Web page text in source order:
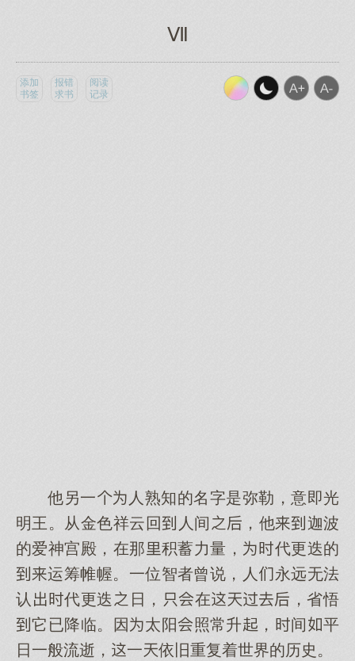
Ⅶ
添加
书签
报错
求书
阅读
记录
他另一人熟知的名字是弥勒，意即光
明王。从金色祥云回人间，他迦波
的爱神宫殿，在那积蓄力量，代更迭的
运筹帷幄。一位智者曾说，人永远无法
认代更迭日，在，省悟
它已降临。因太阳照常升，间平
日一般流逝，一依旧重复着世界的历史。